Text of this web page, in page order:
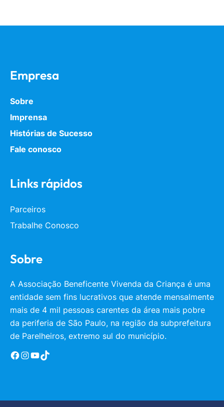
Empresa
Sobre
Imprensa
Histórias de Sucesso
Fale conosco
Links rápidos
Parceiros
Trabalhe Conosco
Sobre
A Associação Beneficente Vivenda da Criança é uma
entidade sem fins lucrativos que atende mensalmente
mais de 4 mil pessoas carentes da área mais pobre
da periferia de São Paulo, na região da subprefeitura
de Parelheiros, extremo sul do município.
Facebook
Instagram YouTube TikTok